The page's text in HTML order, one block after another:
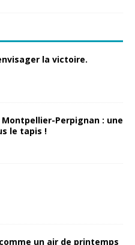
la victoire.
Perpignan : une
le tapis !
un air de printemps